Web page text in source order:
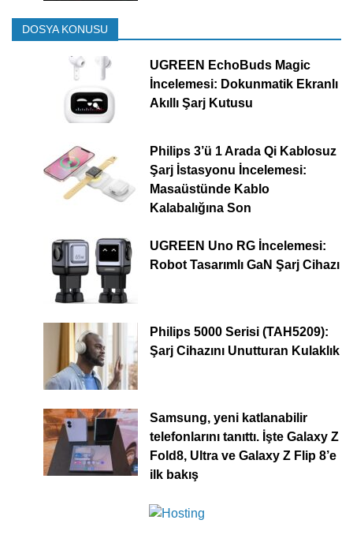
DOSYA KONUSU
UGREEN EchoBuds Magic
İncelemesi: Dokunmatik Ekranlı
Akıllı Şarj Kutusu
Philips 3’ü 1 Arada Qi Kablosuz
Şarj İstasyonu İncelemesi:
Masaüstünde Kablo
Kalabalığına Son
UGREEN Uno RG İncelemesi:
Robot Tasarımlı GaN Şarj Cihazı
Philips 5000 Serisi (TAH5209):
Şarj Cihazını Unutturan Kulaklık
Samsung, yeni katlanabilir
telefonlarını tanıttı. İşte Galaxy Z
Fold8, Ultra ve Galaxy Z Flip 8’e
ilk bakış